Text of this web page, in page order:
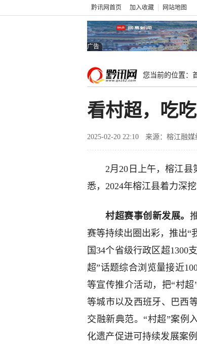
黔讯网首页 加入收藏 网站地图
广告
您当前的位置：
看村超，吃
2025-02-20 22:10 来源：榕江融媒
2月20日上午，榕江
悉，2024年榕江县着力深
村超赛事创新发展。
赛等持续出圈出彩，推出“
国34个省级行政区超1300
超”话题综合浏览量接近
等宣传推介活动，把“村
等城市以及西班牙、巴西
交融新典范。“村超”案例
化遗产促进可持续发展案